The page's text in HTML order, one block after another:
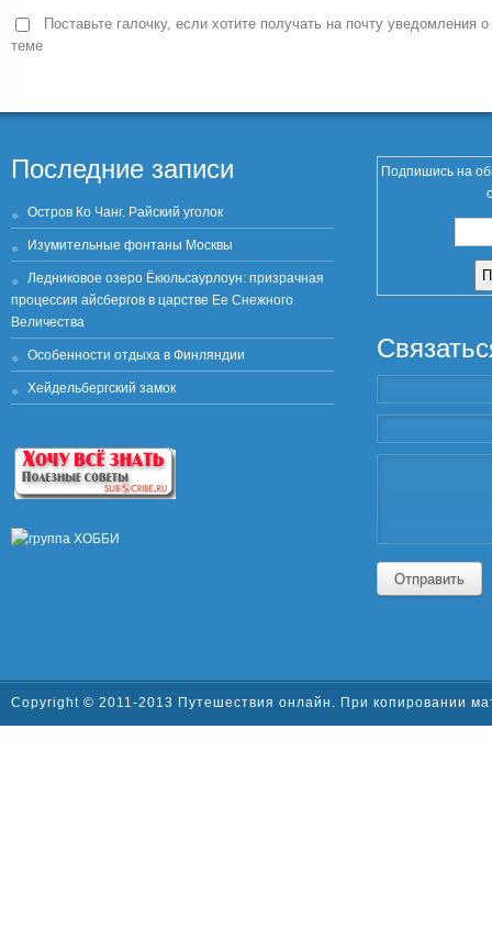
Поставьте галочку, если хотите получать на почту уведомления
теме
Последние записи
Остров Ко Чанг. Райский уголок
Изумительные фонтаны Москвы
Ледниковое озеро Ёкюльсаурлоун: призрачная
процессия айсбергов в царстве Ее Снежного
Величества
Особенности отдыха в Финляндии
Хейдельбергский замок
Подпишись на
Отправить
Copyright © 2011-2013 Путешествия онлайн. При копировании